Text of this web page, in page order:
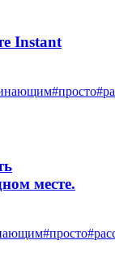
Instant
#просто
месте.
#просто